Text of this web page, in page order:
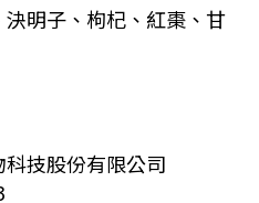
明子、枸杞、紅棗、甘
技股份有限公司